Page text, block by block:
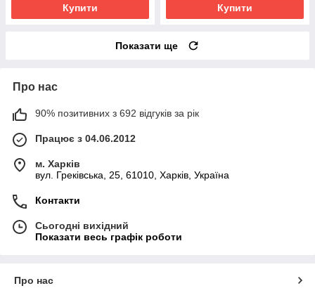
Купити Купити
Показати ще
Про нас
90% позитивних з 692 відгуків за рік
Працює з 04.06.2012
м. Харків
вул. Греківська, 25, 61010, Харків, Україна
Контакти
Сьогодні вихідний
Показати весь графік роботи
Про нас